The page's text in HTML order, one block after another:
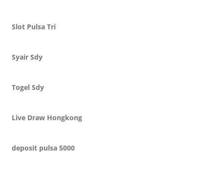
Slot Pulsa Tri
Syair Sdy
Togel Sdy
Live Draw Hongkong
deposit pulsa 5000